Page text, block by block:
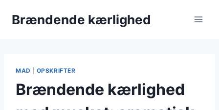
Brændende kærlighed
MAD OPSKRIFTER
Brændende kærlighed